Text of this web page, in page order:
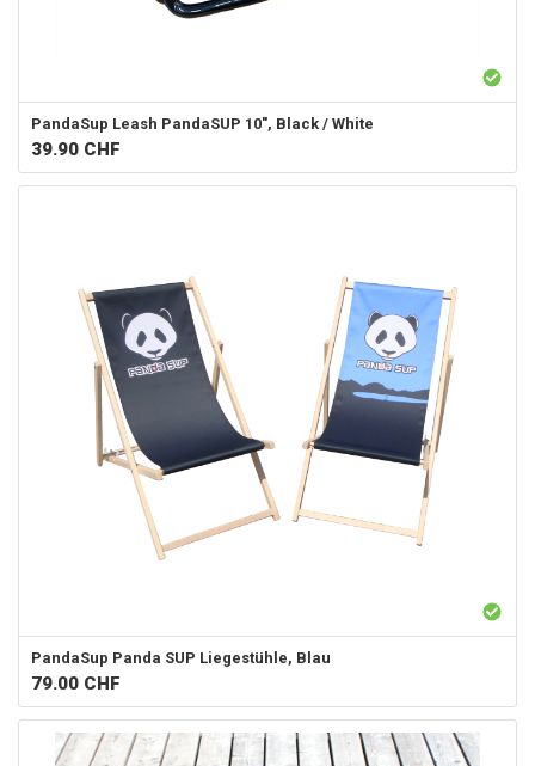
PandaSup Leash PandaSUP 10", Black / White
39.90 CHF
PandaSup Panda SUP Liegestühle, Blau
79.00 CHF